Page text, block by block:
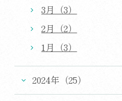
3月（3）
2月（2）
1月（3）
2024年（25）